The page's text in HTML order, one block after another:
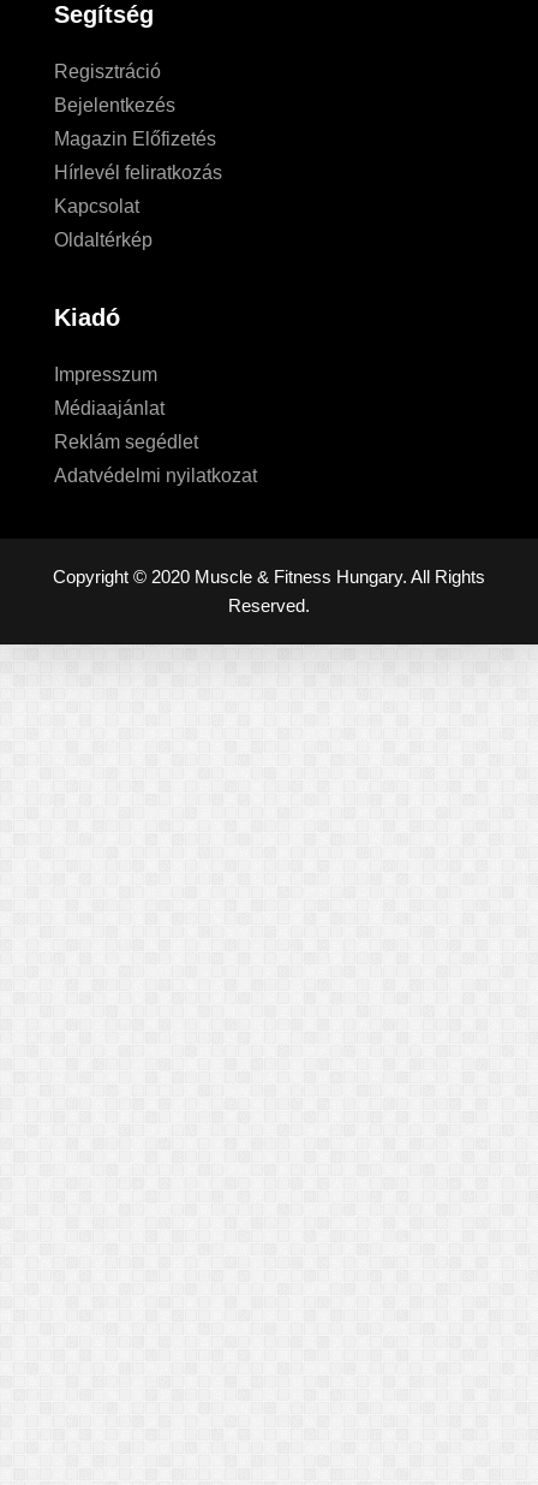
Segítség
Regisztráció
Bejelentkezés
Magazin Előfizetés
Hírlevél feliratkozás
Kapcsolat
Oldaltérkép
Kiadó
Impresszum
Médiaajánlat
Reklám segédlet
Adatvédelmi nyilatkozat
Copyright © 2020 Muscle & Fitness Hungary. All Rights
Reserved.